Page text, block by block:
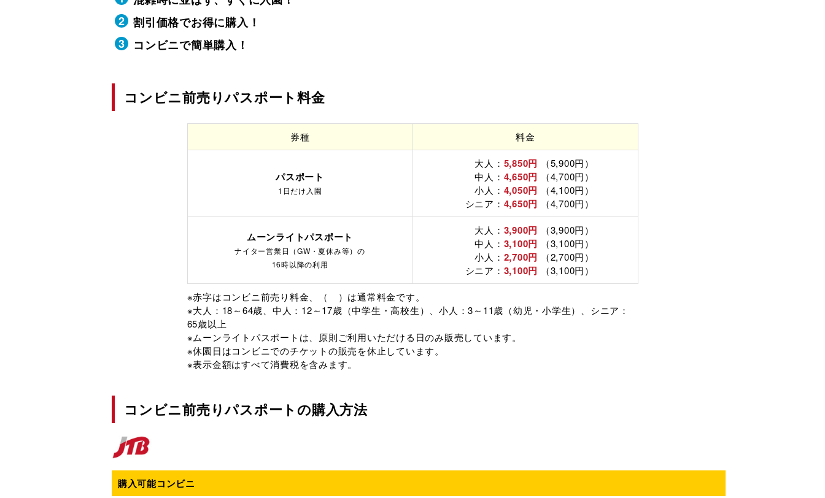
割引価格でお得に購入！
コンビニで簡単購入！
コンビニ前売りパスポート料金
券種 料金
パスポート
1日だけ入園
大人： 5,850円
（5,900円）
中人： 4,650円
（4,700円）
小人： 4,050円
（4,100円）
シニア： 4,650円 （4,700円）
ムーンライトパスポート
ナイター営業日（GW・夏休み等）の
16時以降の利用
大人： 3,900円
（3,900円）
中人： 3,100円
（3,100円）
小人： 2,700円
（2,700円）
シニア： 3,100円 （3,100円）
※赤字はコンビニ前売り料金、（ ）は通常料金です。
※大人：18～64歳、中人：12～17歳（中学生・高校生）、小人：3～11歳（幼児・小学生）、シニア：
65歳以上
※ムーンライトパスポートは、原則ご利用いただける日のみ販売しています。
※休園日はコンビニでのチケットの販売を休止しています。
※表示金額はすべて消費税を含みます。
コンビニ前売りパスポートの購入方法
購入可能コンビニ